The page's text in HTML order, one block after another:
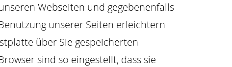
Webseiten und gegebenenfalls
unserer Seiten erleichtern
über Sie gespeicherten
sind so eingestellt, dass sie